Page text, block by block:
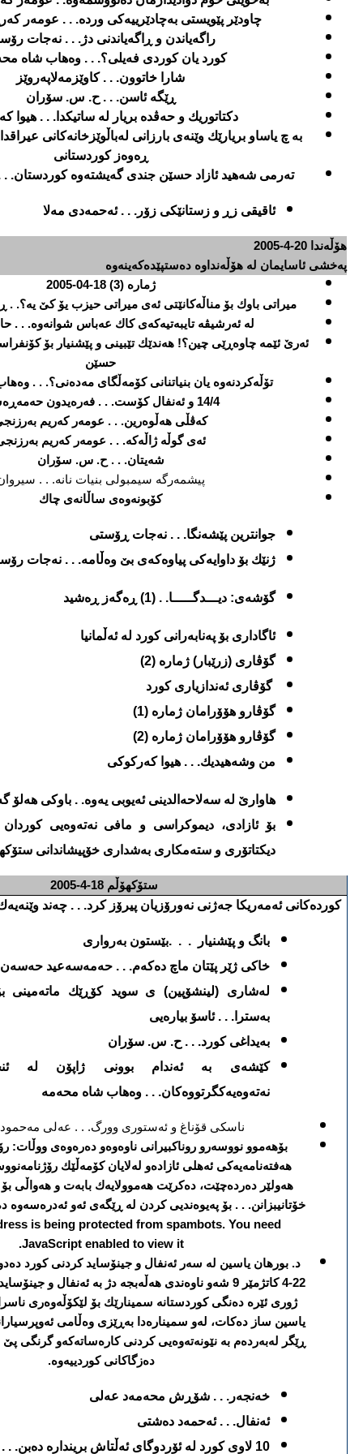
چاودێر پێویستی به‌چادێرییه‌كی ورده‌. . . عومه‌ر
راگه‌یاندن و ڕاگه‌یاندنی دژ. . . نه‌جات
كورد یان كوردی فه‌یلی؟. . . وه‌هاب شاه
شارا خاتوون. . . كاوێزمه‌لاپه‌روێز
ڕێگه‌ ئاسن. . . ح. س. سۆران
دكتاتوریك و حه‌ڤده‌ بریار له‌ ساتیكدا. . . هیوا
به‌ چ یاساو بریارێك وێنه‌ی بارزانی له‌باڵوێزخانه‌كانی
ڕه‌وه‌ز كوردستانی
ته‌رمی شه‌هید ئازاد حسێن جندی گه‌یشته‌وه‌
ئاقیقی زڕ و زستانێكی زۆر. . . ئه‌حمه‌دی مه‌لا
هۆڵه‌ندا 20-4-2005
په‌خشی ئاسایمان له‌ هۆڵه‌نداوه‌ ده‌ستپێده‌كه‌ینه‌وه‌
ژماره‌ (3
)
18
-
04
-2005
میراتی باوك بۆ مناڵه‌كانێتی ئه‌ی میراتی حیزب یۆ كێ یه‌؟.
له‌ ئه‌رشیڤه‌ تایبه‌تیه‌كه‌ی كاك عه‌باس شوانه‌وه‌. . .
ئه‌رێ ئێمه‌ چاوه‌ڕێی چین؟! هه‌ندێك تێبینی و پێشنیار بۆ
حسێن
تۆڵه‌کردنه‌وه‌ یان بنیاتنانی کۆمه‌ڵگای مه‌ده‌نی؟. . .
14/4 و ئه‌نفال كۆست. . . فه‌ره‌یدون حه‌مه‌ڕه‌شید
كه‌ڤڵی هه‌ڵوه‌رین. . . عومه‌ر كه‌ریم
ئه‌ی گوڵه‌ ژاڵه‌كه‌. . . عومه‌ر كه‌ریم
شه‌یتان. . . ح. س. سۆران
پیشمه‌رگه‌ سیمبولی بنیات نانه‌. . .
كۆبونه‌وه‌ی ساڵانه‌ی چاك
جوانترین پێشه‌نگا. . . نه‌جات ڕۆستی
ژنێك بۆ داوایه‌كی پیاوه‌كه‌ی بێ وه‌ڵامه‌. . . نه‌جات
گۆشه‌ی: دیـــدگـــــا. . (1) ڕه‌گه‌ز ڕه‌شید
ئاگاداری بۆ په‌نابه‌رانی كورد له‌ ئه‌ڵمانیا
گۆڤاری (زرێبار) ژماره‌ (2)
گۆڤاری ئه‌ندازیاری كورد
گۆڤارو هۆۆرامان ژماره‌ (1)
گۆڤارو هۆۆرامان ژماره‌ (2)
من وشه‌هیدیك. . . هیوا كه‌ركوكی
هاوارێ له‌ سه‌لاحه‌الدینی ئه‌یوبی یه‌وه‌. . باوكی هه‌لۆ
بۆ ئازادی، دیموكراسی و مافی نه‌ته‌وه‌یی كوردان
دیكتاتۆری و سته‌مكاری به‌شداری خۆپیشاندانی
ستۆكهۆڵم 18-4-2005
كورده‌كانی ئه‌مه‌ریكا جه‌ژنی نه‌ورۆزیان پیرۆز كرد. . . چه‌ند
بانگ و پێشنیار . . .بێستون به‌رواری
خاكی ژێر پێتان ماچ ده‌كه‌م. . . حه‌مه‌سه‌عید حه‌سه‌ن
له‌شاری (لینشۆپین) ی سوید كۆڕێك ماته‌مینی
به‌سترا. . . ئاسۆ بیاره‌یی
به‌یداغی كورد. . . ح. س. سۆران
كێشه‌ی به‌ ئه‌ندام بوونی ژاپۆن له‌
نه‌ته‌وه‌یه‌كگرتووه‌كان. . . وه‌هاب شاه محه‌مه‌
ناسكی قۆناغ و ئه‌ستوری وورگ. . . عه‌لی
بۆهه‌موو نووسه‌رو روناكبیرانی ناوه‌وه‌و ده‌ره‌وه‌ی ووڵات:
هه‌فته‌نامه‌یه‌كی ئه‌هلی ئازاده‌و له‌لایان كۆمه‌ڵێك
هه‌ولێر ده‌رده‌چێت، ده‌كرێت هه‌موولایه‌ك بابه‌ت و هه‌واڵی بۆ
خۆتانیبزانن. . . بۆ په‌یوه‌ندیی كردن له‌ ڕێگه‌ی ئه‌و ئه‌دره‌سه‌وه‌
is being protected from spambots. You need
JavaScript enabled to view it.
د. بورهان یاسین له‌ سه‌ر ئه‌نفال و جینۆساید كردنی كورد
22-4 كاتژمێر 9 شه‌و ناوه‌ندی هه‌ڵه‌بجه‌ دژ به‌ ئه‌نفال و
ژوری ئێره‌ ده‌نگی كوردستانه‌ سمینارێك بۆ لێكۆڵه‌وه‌ری
یاسین ساز ده‌كات، له‌و سمیناره‌دا به‌ڕێزی وه‌ڵامی
ڕێگر له‌به‌رده‌م به‌ نێونه‌ته‌وه‌یی كردنی كاره‌ساته‌كه‌و گرنگی پێ
ده‌زگاكانی كوردییه‌وه‌.
خه‌نجه‌ر. . . شۆڕش محه‌مه‌د عه‌لی
ئه‌نفال. . . ئه‌حمه‌د ده‌شتی
10 لاوی كورد له‌ ئۆردوگای ئه‌ڵتاش برینداره‌ ده‌بن. . .